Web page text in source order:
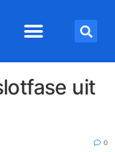
uit
0